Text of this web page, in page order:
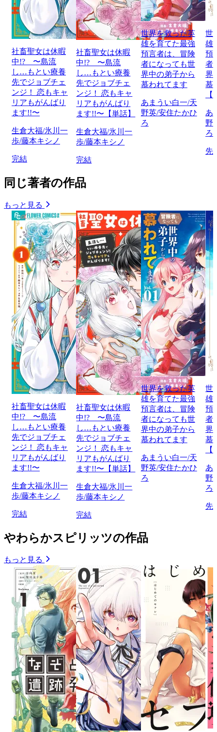
社畜聖女は休暇
中!? 〜島流
し…もとい療養
先でジョブチェ
ンジ！ 恋もキャ
リアもがんばり
ます!!〜
生倉大福/氷川一
歩/藤本キシノ
完結
社畜聖女は休暇
中!? 〜島流
し…もとい療養
先でジョブチェ
ンジ！ 恋もキャ
リアもがんばり
ます!!〜【単話】
生倉大福/氷川一
歩/藤本キシノ
完結
世界を救った英
雄を育てた最強
預言者は、冒険
者になっても世
界中の弟子から
慕われてます
あまうい白一/天
野英/安住たかひ
ろ
世
雄
預
者
界
慕
あ
野
ろ
先
同じ著者の作品
もっと見る
社畜聖女は休暇
中!? 〜島流
し…もとい療養
先でジョブチェ
ンジ！ 恋もキャ
リアもがんばり
ます!!〜
生倉大福/氷川一
歩/藤本キシノ
完結
社畜聖女は休暇
中!? 〜島流
し…もとい療養
先でジョブチェ
ンジ！ 恋もキャ
リアもがんばり
ます!!〜【単話】
生倉大福/氷川一
歩/藤本キシノ
完結
世界を救った英
雄を育てた最強
預言者は、冒険
者になっても世
界中の弟子から
慕われてます
あまうい白一/天
野英/安住たかひ
ろ
世
雄
預
者
界
慕
あ
野
ろ
先
やわらかスピリッツの作品
もっと見る